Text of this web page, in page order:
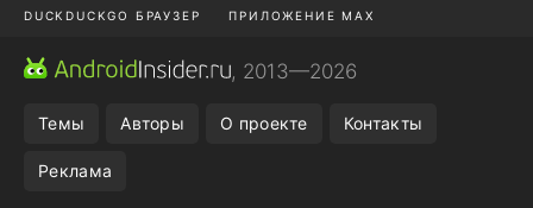
DUCKDUCKGO БРАУЗЕР ПРИЛОЖЕНИЕ MAX
ПРИЛОЖЕНИЯ ANDROID
, 2013—2026
Темы Авторы О проекте Контакты
Реклама